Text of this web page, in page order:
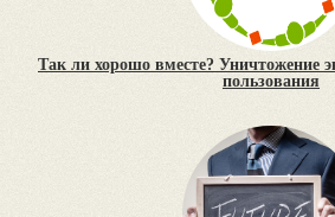
Так ли хорошо вместе? Уничтожение
пользования